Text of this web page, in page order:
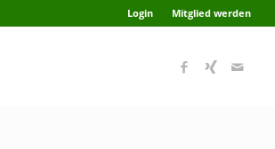
Login Mitglied werden